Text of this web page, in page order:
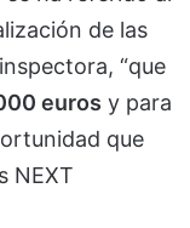
de las
“que
euros y para
que
NEXT